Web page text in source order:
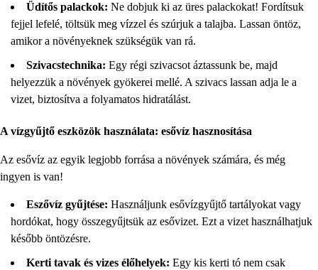
Üdítős palackok: Ne dobjuk ki az üres palackokat! Fordítsuk
fejjel lefelé, töltsük meg vízzel és szúrjuk a talajba. Lassan öntöz,
amikor a növényeknek szükségük van rá.
Szivacstechnika: Egy régi szivacsot áztassunk be, majd
helyezzük a növények gyökerei mellé. A szivacs lassan adja le a
vizet, biztosítva a folyamatos hidratálást.
A vízgyűjtő eszközök használata: esővíz hasznosítása
Az esővíz az egyik legjobb forrása a növények számára, és még
ingyen is van!
Eszővíz gyűjtése: Használjunk esővízgyűjtő tartályokat vagy
hordókat, hogy összegyűjtsük az esővizet. Ezt a vizet használhatjuk
később öntözésre.
Kerti tavak és vizes élőhelyek: Egy kis kerti tó nem csak